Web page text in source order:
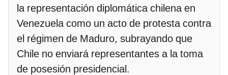
la representación diplomática chilena en
Venezuela como un acto de protesta contra
el régimen de Maduro, subrayando que
Chile no enviará representantes a la toma
de posesión presidencial.